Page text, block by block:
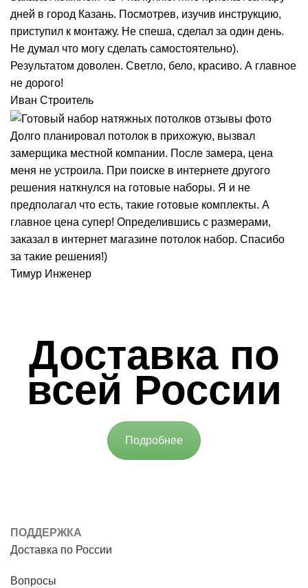
дней в город Казань. Посмотрев, изучив инструкцию,
приступил к монтажу. Не спеша, сделал за один день.
Не думал что могу сделать самостоятельно).
Результатом доволен. Светло, бело, красиво. А главное
не дорого!
Иван Строитель
Долго планировал потолок в прихожую, вызвал
замерщика местной компании. После замера, цена
меня не устроила. При поиске в интернете другого
решения наткнулся на готовые наборы. Я и не
предполагал что есть, такие готовые комплекты. А
главное цена супер! Определившись с размерами,
заказал в интернет магазине потолок набор. Спасибо
за такие решения!)
Тимур Инженер
Доставка по
всей России
Подробнее
ПОДДЕРЖКА
Доставка по России
Вопросы